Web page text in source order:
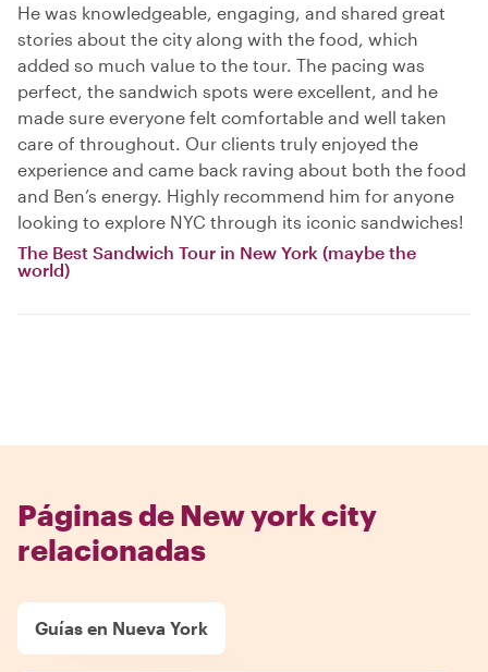
He was knowledgeable, engaging, and shared great
stories about the city along with the food, which
added so much value to the tour. The pacing was
perfect, the sandwich spots were excellent, and he
made sure everyone felt comfortable and well taken
care of throughout. Our clients truly enjoyed the
experience and came back raving about both the food
and Ben’s energy. Highly recommend him for anyone
looking to explore NYC through its iconic sandwiches!
The Best Sandwich Tour in New York (maybe the
world)
Páginas de New york city
relacionadas
Guías en Nueva York